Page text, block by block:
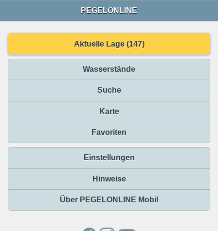
PEGELONLINE
Aktuelle Lage (147)
Wasserstände
Suche
Karte
Favoriten
Einstellungen
Hinweise
Über PEGELONLINE Mobil